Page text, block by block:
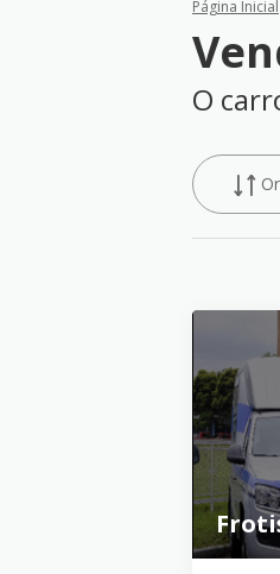
Página Inicial
O